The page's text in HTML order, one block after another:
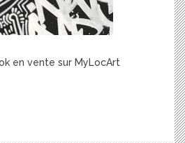
en vente sur MyLocArt